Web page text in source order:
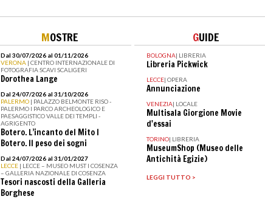
MOSTRE
Dal 30/07/2026 al 01/11/2026
VERONA | CENTRO INTERNAZIONALE DI
FOTOGRAFIA SCAVI SCALIGERI
Dorothea Lange
Dal 24/07/2026 al 31/10/2026
PALERMO | PALAZZO BELMONTE RISO -
PALERMO I PARCO ARCHEOLOGICO E
PAESAGGISTICO VALLE DEI TEMPLI -
AGRIGENTO
Botero. L’incanto del Mito I
Botero. Il peso dei sogni
Dal 24/07/2026 al 31/01/2027
LECCE | LECCE – MUSEO MUST I COSENZA
– GALLERIA NAZIONALE DI COSENZA
Tesori nascosti della Galleria
Borghese
GUIDE
BOLOGNA| LIBRERIA
Libreria Pickwick
LECCE| OPERA
Annunciazione
VENEZIA| LOCALE
Multisala Giorgione Movie
d'essai
TORINO| LIBRERIA
MuseumShop (Museo delle
Antichità Egizie)
LEGGI TUTTO >